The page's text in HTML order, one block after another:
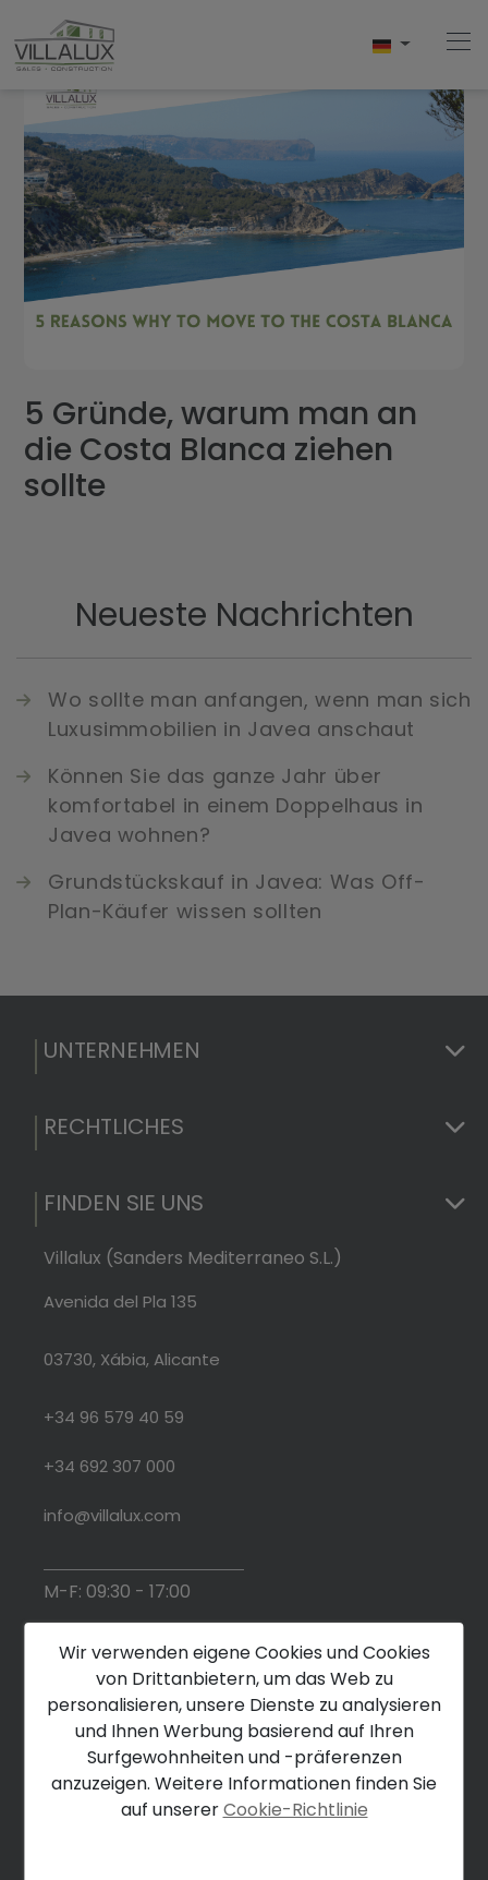
Home
Kaufen
Verkaufen
Uber Javea
Blog
5 Gründe, warum man an
die Costa Blanca ziehen
sollte
Neueste Nachrichten
Wo sollte man anfangen, wenn man sich
Luxusimmobilien in Javea anschaut
Können Sie das ganze Jahr über
komfortabel in einem Doppelhaus in
Javea wohnen?
Grundstückskauf in Javea: Was Off-
Plan-Käufer wissen sollten
UNTERNEHMEN
RECHTLICHES
FINDEN SIE UNS
Villalux (Sanders Mediterraneo S.L.)
Avenida del Pla 135
03730, Xábia, Alicante
+34 96 579 40 59
+34 692 307 000
info@villalux.com
M-F: 09:30 - 17:00
Wir verwenden eigene Cookies und Cookies
von Drittanbietern, um das Web zu
personalisieren, unsere Dienste zu analysieren
und Ihnen Werbung basierend auf Ihren
Surfgewohnheiten und -präferenzen
anzuzeigen. Weitere Informationen finden Sie
auf unsererCookie-Richtlinie